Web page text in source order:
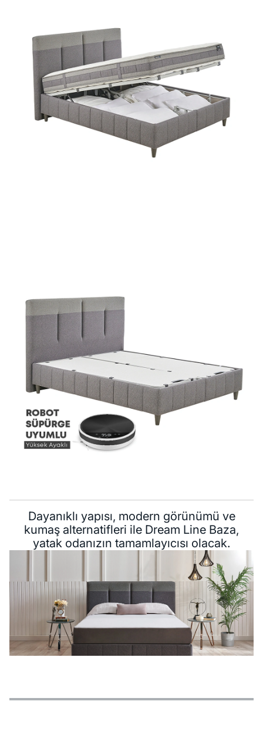
Dayanıklı yapısı, modern görünümü ve
kumaş alternatifleri ile Dream Line Baza,
yatak odanızın tamamlayıcısı olacak.
Özellikler
Ödeme Seçenekleri
Teslimat ve İade Koşulları